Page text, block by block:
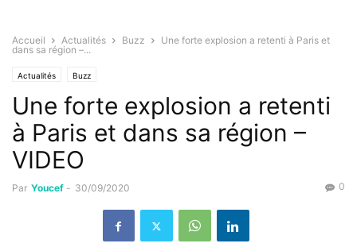
Accueil Actualités Buzz
Une forte explosion a retenti à Paris et
dans sa région –...
Actualités Buzz
Une forte explosion a retenti
à Paris et dans sa région –
VIDEO
Par Youcef - 30/09/2020 0